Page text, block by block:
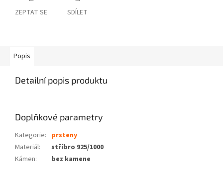
ZEPTAT SE SDÍLET
Popis
Detailní popis produktu
Doplňkové parametry
Kategorie: prsteny
Materiál:
stříbro 925/1000
Kámen: bez kamene